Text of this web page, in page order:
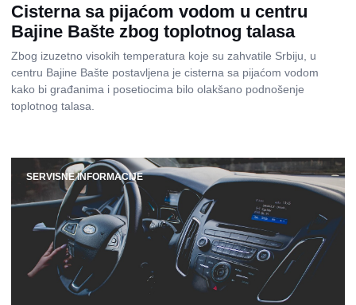
Cisterna sa pijaćom vodom u centru
Bajine Bašte zbog toplotnog talasa
Zbog izuzetno visokih temperatura koje su zahvatile Srbiju, u
centru Bajine Bašte postavljena je cisterna sa pijaćom vodom
kako bi građanima i posetiocima bilo olakšano podnošenje
toplotnog talasa.
SERVISNE INFORMACIJE